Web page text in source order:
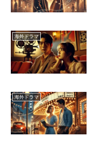
海外ドラマ
海外ドラマ